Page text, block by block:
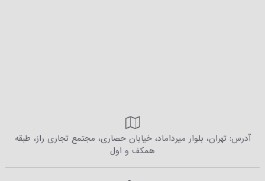
آدرس: تهران، بلوار میرداماد، خیابان حصاری، مجتمع تجاری راز، طبقه
همکف و اول